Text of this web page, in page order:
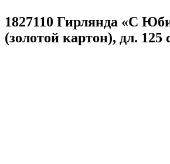
1827110 Гирлянда «С
(золотой картон), дл. 125